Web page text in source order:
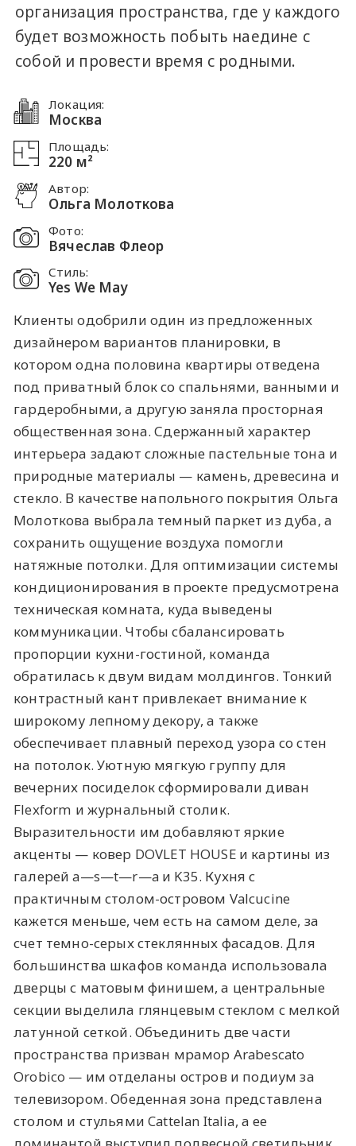
организация пространства, где у каждого
будет возможность побыть наедине с
собой и провести время с родными.
Локация:
Москва
Площадь:
220 м²
Автор:
Ольга Молоткова
Фото:
Вячеслав Флеор
Стиль:
Yes We May
Клиенты одобрили один из предложенных
дизайнером вариантов планировки, в
котором одна половина квартиры отведена
под приватный блок со спальнями, ванными и
гардеробными, а другую заняла просторная
общественная зона. Сдержанный характер
интерьера задают сложные пастельные тона и
природные материалы — камень, древесина и
стекло. В качестве напольного покрытия Ольга
Молоткова выбрала темный паркет из дуба, а
сохранить ощущение воздуха помогли
натяжные потолки. Для оптимизации системы
кондиционирования в проекте предусмотрена
техническая комната, куда выведены
коммуникации. Чтобы сбалансировать
пропорции кухни-гостиной, команда
обратилась к двум видам молдингов. Тонкий
контрастный кант привлекает внимание к
широкому лепному декору, а также
обеспечивает плавный переход узора со стен
на потолок. Уютную мягкую группу для
вечерних посиделок сформировали диван
Flexform и журнальный столик.
Выразительности им добавляют яркие
акценты — ковер DOVLET HOUSE и картины из
галерей a—s—t—r—a и K35. Кухня с
практичным столом-островом Valcucine
кажется меньше, чем есть на самом деле, за
счет темно-серых стеклянных фасадов. Для
большинства шкафов команда использовала
дверцы с матовым финишем, а центральные
секции выделила глянцевым стеклом с мелкой
латунной сеткой. Объединить две части
пространства призван мрамор Arabescato
Orobico — им отделаны остров и подиум за
телевизором. Обеденная зона представлена
столом и стульями Cattelan Italia, а ее